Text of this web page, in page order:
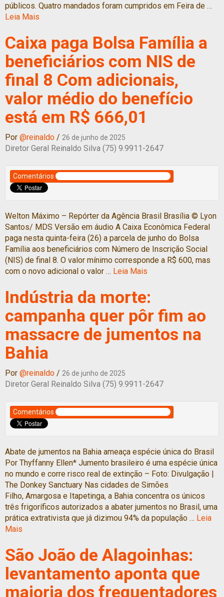
públicos. Quatro mandados foram cumpridos em Feira de …
Leia Mais
Caixa paga Bolsa Família a
beneficiários com NIS de
final 8 Com adicionais,
valor médio do benefício
está em R$ 666,01
Por @reinaldo / 26 de junho de 2025
Diretor Geral Reinaldo Silva (75) 9.9911-2647
Comentários
Welton Máximo – Repórter da Agência Brasil Brasília © Lyon
Santos/ MDS Versão em áudio A Caixa Econômica Federal
paga nesta quinta-feira (26) a parcela de junho do Bolsa
Família aos beneficiários com Número de Inscrição Social
(NIS) de final 8. O valor mínimo corresponde a R$ 600, mas
com o novo adicional o valor … Leia Mais
Indústria da morte:
campanha quer pôr fim ao
massacre de jumentos na
Bahia
Por @reinaldo / 26 de junho de 2025
Diretor Geral Reinaldo Silva (75) 9.9911-2647
Comentários
Abate de jumentos na Bahia ameaça espécie única do Brasil
Por Thyffanny Ellen* Jumento brasileiro é uma espécie única
no mundo e corre risco real de extinção – Foto: Divulgação |
The Donkey Sanctuary Nas cidades de Simões
Filho, Amargosa e Itapetinga, a Bahia concentra os únicos
três frigoríficos autorizados a abater jumentos no Brasil, uma
prática extrativista que já dizimou 94% da população … Leia
Mais
São João de Alagoinhas:
levantamento aponta que
maioria dos frequentadores